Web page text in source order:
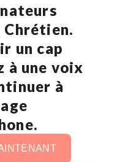
Chrétien.
un cap
à une voix
à